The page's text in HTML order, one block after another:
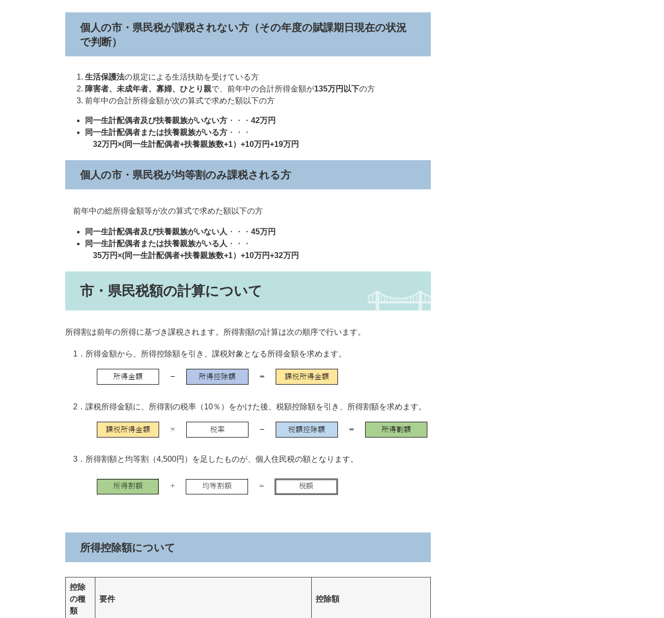
個人の市・県民税が課税されない方（その年度の賦課期日現在の状況
で判断）
生活保護法の規定による生活扶助を受けている方
障害者、未成年者、寡婦、ひとり親で、前年中の合計所得金額が135万円以下の方
前年中の合計所得金額が次の算式で求めた額以下の方​
同一生計配偶者及び扶養親族がいない方 ・・・ 42万円
同一生計配偶者または扶養親族がいる方 ・・・
32万円×(同一生計配偶者+扶養親族数+1）+10万円+19万円
個人の市・県民税が均等割のみ課税される方
前年中の総所得金額等が次の算式で求めた額以下の方
同一生計配偶者及び扶養親族がいない人 ・・・ 45万円
同一生計配偶者または扶養親族がいる人 ・・・
35万円×(同一生計配偶者+扶養親族数+1）+10万円+32万円
市・県民税額の計算について
所得割は前年の所得に基づき課税されます。所得割額の計算は次の順序で行います。
1．所得金額から、所得控除額を引き、課税対象となる所得金額を求めます。
2．課税所得金額に、所得割の税率（10％）をかけた後、税額控除額を引き、所得割額を求めます。
3．所得割額と均等割（4,500円）を足したものが、個人住民税の額となります。
所得控除額について
控除
の種
類
要件 控除額